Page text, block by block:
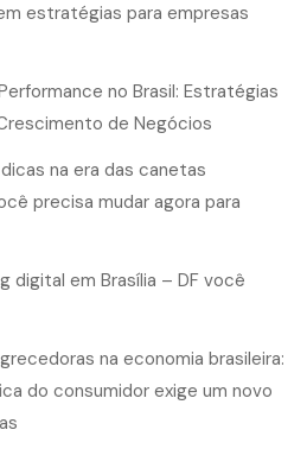
estratégias para empresas
no Brasil: Estratégias
de Negócios
na era das canetas
precisa mudar agora para
digital em Brasília – DF você
na economia brasileira:
do consumidor exige um novo